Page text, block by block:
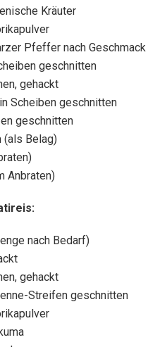
Kräuter
Pfeffer nach Geschmack
geschnitten
gehackt
Scheiben geschnitten
geschnitten
(als Belag)
Anbraten)
nach Bedarf)
gehackt
Streifen geschnitten